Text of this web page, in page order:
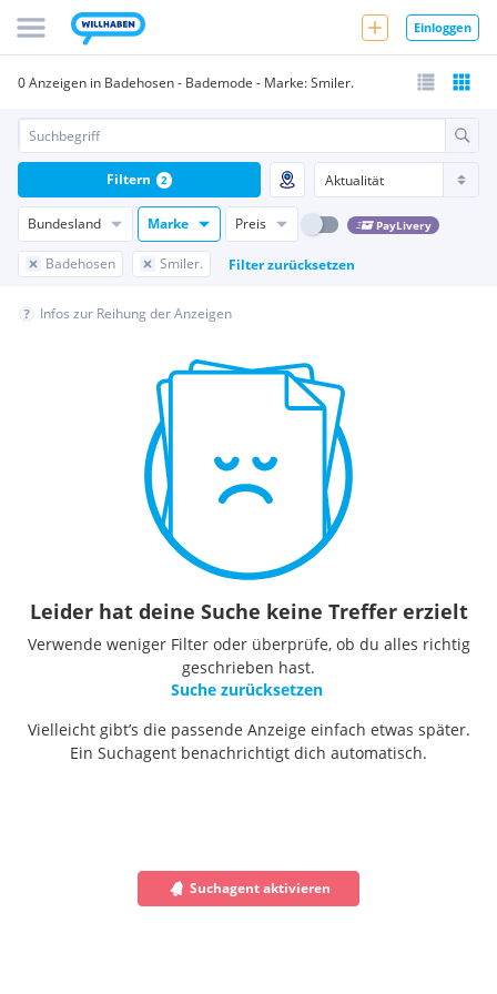
Einloggen
0 Anzeigen in Badehosen - Bademode - Marke: Smiler.
Bundesland Marke Preis PayLivery
Badehosen Smiler. Filter zurücksetzen
Filtern 2
Infos zur Reihung der Anzeigen
Leider hat deine Suche keine Treffer erzielt
Verwende weniger Filter oder überprüfe, ob du alles richtig
geschrieben hast.
Suche zurücksetzen
Vielleicht gibt’s die passende Anzeige einfach etwas später.
Ein Suchagent benachrichtigt dich automatisch.
Suchagent aktivieren